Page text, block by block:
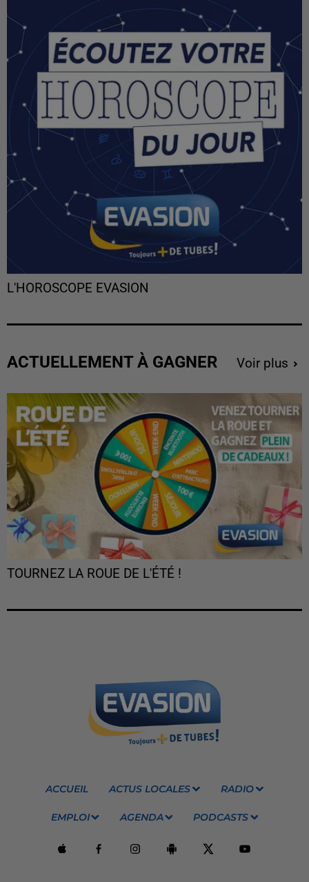
L'HOROSCOPE EVASION
ACTUELLEMENT À GAGNER Voir plus
TOURNEZ LA ROUE DE L'ÉTÉ !
ACCUEIL ACTUS LOCALES RADIO
EMPLOI AGENDA PODCASTS